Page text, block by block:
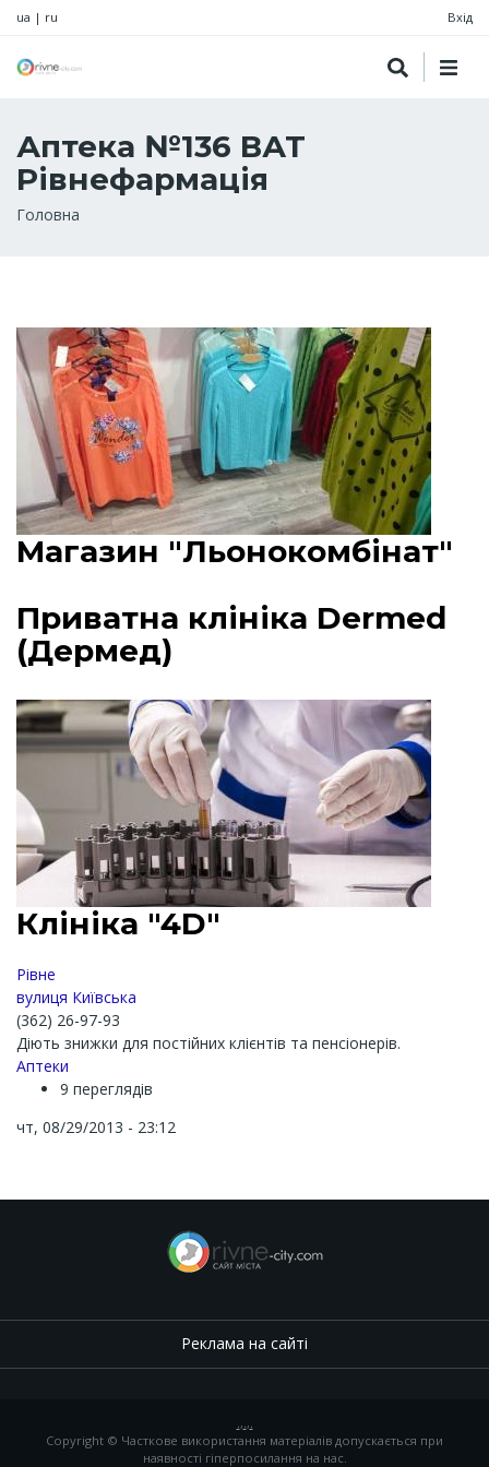
ua | ru Вхід
Аптека №136 ВАТ
Рівнефармація
Рядок
Головна
Магазин "Льонокомбінат"
Приватна клініка Dermed
(Дермед)
Клініка "4D"
Рівне
вулиця Київська
(362) 26-97-93
Дiють знижки для постiйних клiєнтiв та пенсiонерiв.
Аптеки
9 переглядів
чт, 08/29/2013 - 23:12
Реклама на сайті
.,.,.
Copyright © Часткове використання матеріалів допускається при
наявності гіперпосилання на нас.